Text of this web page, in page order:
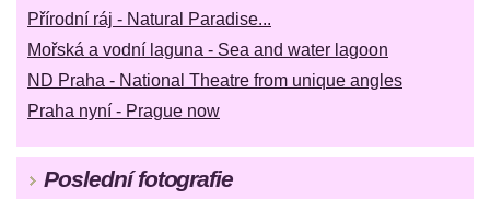
Přírodní ráj - Natural Paradise...
Mořská a vodní laguna - Sea and water lagoon
ND Praha - National Theatre from unique angles
Praha nyní - Prague now
Poslední fotografie